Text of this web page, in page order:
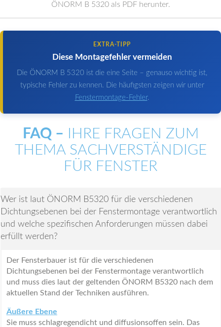
ÖNORM B 5320 als PDF herunter.
EXTRA-TIPP
Diese Montagefehler vermeiden
Die ÖNORM B 5320 ist die eine Seite – genauso wichtig ist,
typische Fehler zu kennen. Die häufigsten zeigen wir unter
Fenstermontage-Fehler.
FAQ – IHRE FRAGEN ZUM
THEMA SACHVERSTÄNDIGE
FÜR FENSTER
Wer ist laut ÖNORM B5320 für die verschiedenen
Dichtungsebenen bei der Fenstermontage verantwortlich
und welche spezifischen Anforderungen müssen dabei
erfüllt werden?
Der Fensterbauer ist für die verschiedenen
Dichtungsebenen bei der Fenstermontage verantwortlich
und muss dies laut der geltenden ÖNORM B5320 nach dem
aktuellen Stand der Techniken ausführen.
Äußere Ebene
Sie muss schlagregendicht und diffusionsoffen sein. Das